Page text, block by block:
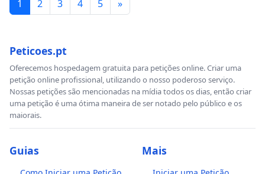
1 2 3 4 5 »
Peticoes.pt
Oferecemos hospedagem gratuita para petições online. Criar uma
petição online profissional, utilizando o nosso poderoso serviço.
Nossas petições são mencionadas na mídia todos os dias, então criar
uma petição é uma ótima maneira de ser notado pelo público e os
maiorais.
Guias Mais